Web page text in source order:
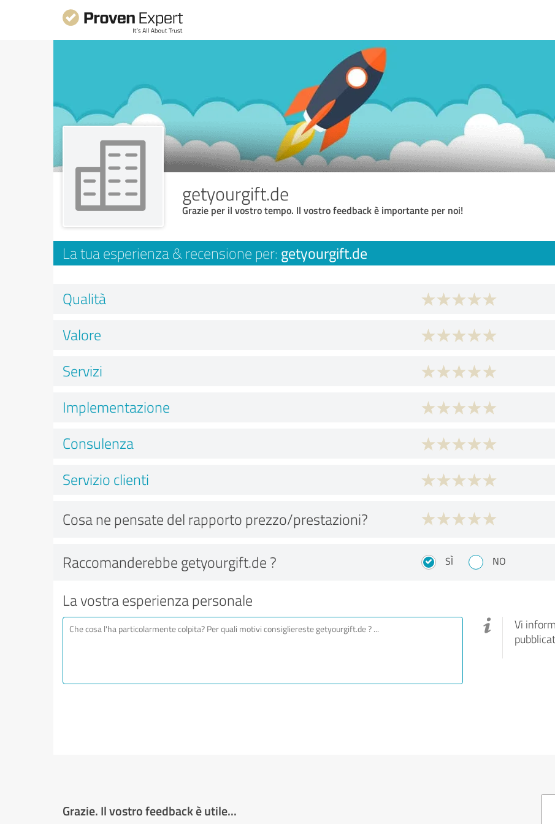
getyourgift.de
Grazie per il vostro tempo. Il vostro feedback è importante per noi!
La tua esperienza & recensione per: getyourgift.de
Qualità
Valore
Servizi
Implementazione
Consulenza
Servizio clienti
Cosa ne pensate del rapporto prezzo/prestazioni?
Raccomanderebbe getyourgift.de ? SÌ NO
La vostra esperienza personale
Vi
Grazie. Il vostro feedback è utile...